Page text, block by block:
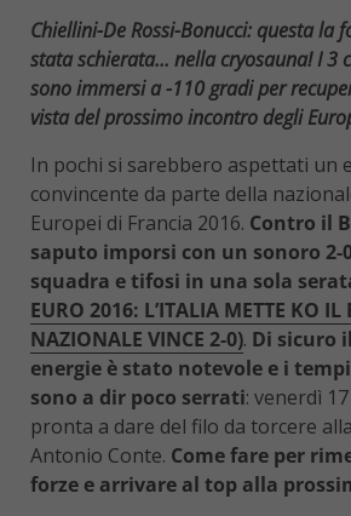
Chiellini-De Rossi-Bonucci: questa la
stata schierata… nella cryosauna! I 3
sono immersi a -110 gradi per
vista del prossimo incontro degli
In pochi si sarebbero aspettati un
convincente da parte della
Europei di Francia 2016. Contro il
saputo imporsi con un sonoro 2-
squadra e tifosi in una sola
EURO 2016: L’ITALIA METTE KO IL
NAZIONALE VINCE 2-0). Di sicuro
energie è stato notevole e i
sono a dir poco serrati: venerdì
pronta a dare del filo da torcere
Antonio Conte. Come fare per
forze e arrivare al top alla